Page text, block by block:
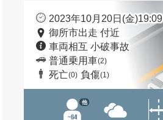
2023年10月20日(金)19:09
御所市出走 付近
車両相互 小破事故
普通乗用車(2)
死亡(0) 負傷(1)
他